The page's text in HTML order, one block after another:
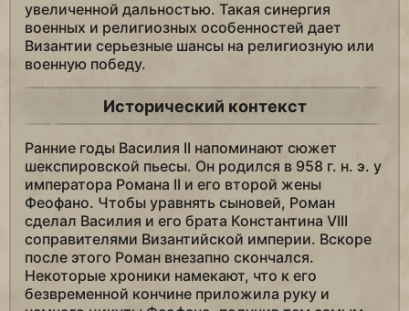
увеличенной дальностью. Такая синергия
военных и религиозных особенностей дает
Византии серьезные шансы на религиозную или
военную победу.
Исторический контекст
Ранние годы Василия II напоминают сюжет
шекспировской пьесы. Он родился в 958 г. н. э. у
императора Романа II и его второй жены
Феофано. Чтобы уравнять сыновей, Роман
сделал Василия и его брата Константина VIII
соправителями Византийской империи. Вскоре
после этого Роман внезапно скончался.
Некоторые хроники намекают, что к его
безвременной кончине приложила руку и